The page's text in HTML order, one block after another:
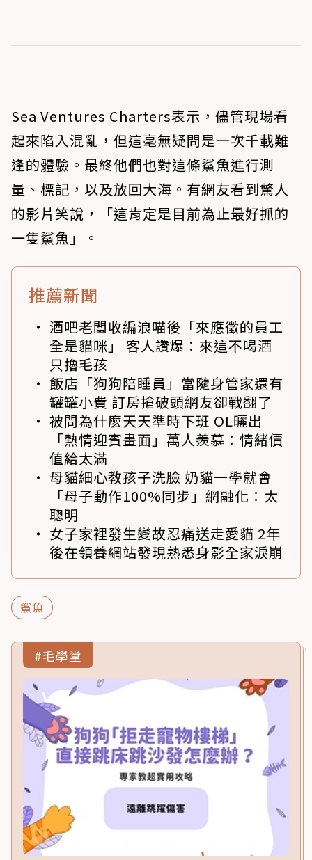
Sea Ventures Charters表示，儘管現場看
起來陷入混亂，但這毫無疑問是一次千載難
逢的體驗。最終他們也對這條鯊魚進行測
量、標記，以及放回大海。有網友看到驚人
的影片笑說，「這肯定是目前為止最好抓的
一隻鯊魚」。
推薦新聞
酒吧老闆收編浪喵後「來應徵的員工
全是貓咪」 客人讚爆：來這不喝酒
只擼毛孩
飯店「狗狗陪睡員」當隨身管家還有
罐罐小費 訂房搶破頭網友卻戰翻了
被問為什麼天天準時下班 OL曬出
「熱情迎賓畫面」萬人羨慕：情緒價
值給太滿
母貓細心教孩子洗臉 奶貓一學就會
「母子動作100%同步」網融化：太
聰明
女子家裡發生變故忍痛送走愛貓 2年
後在領養網站發現熟悉身影全家淚崩
鯊魚
#毛學堂